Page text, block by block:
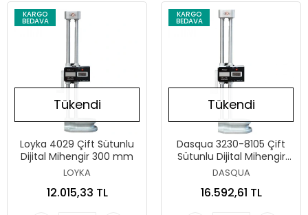
KARGO
BEDAVA
Tükendi
Loyka 4029 Çift Sütunlu
Dijital Mihengir 300 mm
LOYKA
12.015,33 TL
KARGO
BEDAVA
Tükendi
Dasqua 3230-8105 Çift
Sütunlu Dijital Mihengir
300 mm
DASQUA
16.592,61 TL